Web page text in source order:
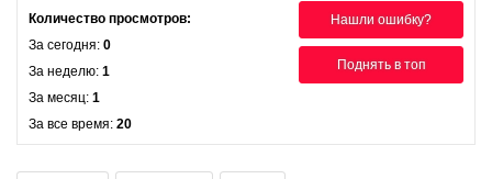
Нашли ошибку?
Поднять в топ
Количество просмотров:
За сегодня: 0
За неделю: 1
За месяц: 1
За все время: 20